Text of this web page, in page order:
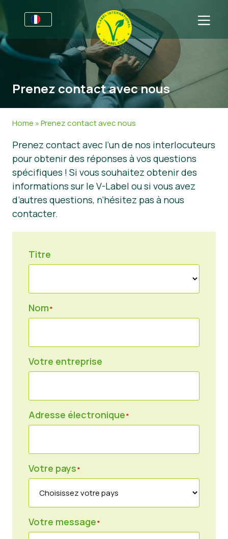
Pour les entreprises
Informations pour les producteurs
Charte Graphique V-Label
Avantages
Critères du V-Label
Resources
Secteurs
Informations Générales
Produits Non Alimentaires
Gastronomie
Questions fréquentes
Produits Certifiés
À propos de nous
Contactez-nous
Obtenir la certification V-Label
Signaler un abus
Matériel de presse
Prenez contact avec nous
Home »Prenez contact avec nous
Prenez contact avec l’un de nos interlocuteurs
pour obtenir des réponses à vos questions
spécifiques ! Si vous souhaitez obtenir des
informations sur le V-Label ou si vous avez
d’autres questions, n’hésitez pas à nous
contacter.
Titre
Nom*
Votre entreprise
Adresse électronique*
Votre pays*
Votre message*